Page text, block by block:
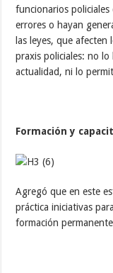
funcionarios
errores o hayan
las leyes, que afecten
praxis policiales: no
actualidad, ni lo
Formación y
Agregó que en este
práctica iniciativas
formación